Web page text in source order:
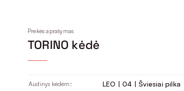
Prekės aprašymas
TORINO kėdė
Audinys kėdėm: LEO | 04 | Šviesiai pilka